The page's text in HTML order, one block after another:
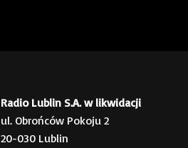
Radio Lublin S.A. w likwidacji
ul. Obrońców Pokoju 2
20-030 Lublin